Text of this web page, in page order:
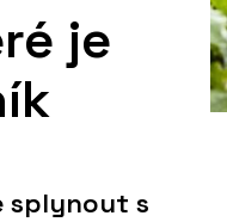
je
splynout s